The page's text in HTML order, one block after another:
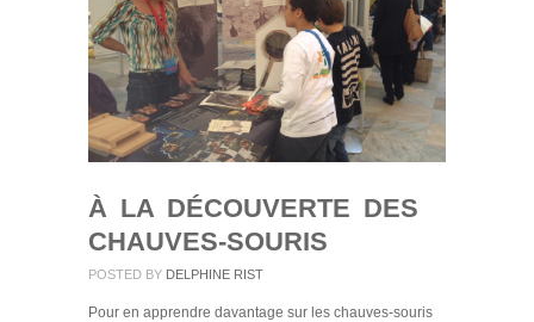
À LA DÉCOUVERTE DES
CHAUVES-SOURIS
POSTED BY DELPHINE RIST
Pour en apprendre davantage sur les chauves-souris